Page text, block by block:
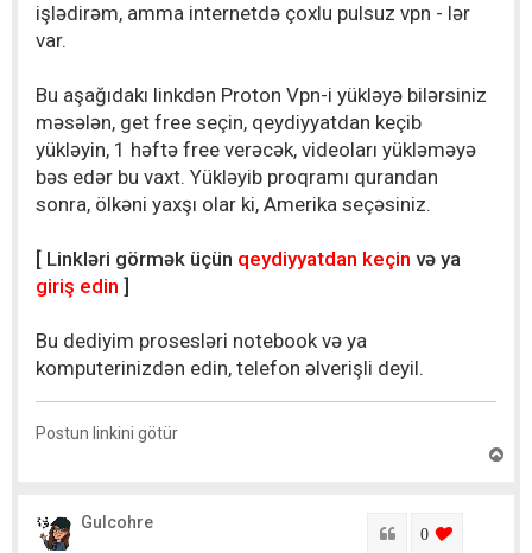
işlədirəm, amma internetdə çoxlu pulsuz vpn - lər
var.
Bu aşağıdakı linkdən Proton Vpn-i yükləyə bilərsiniz
məsələn, get free seçin, qeydiyyatdan keçib
yükləyin, 1 həftə free verəcək, videoları yükləməyə
bəs edər bu vaxt. Yükləyib proqramı qurandan
sonra, ölkəni yaxşı olar ki, Amerika seçəsiniz.
[ Linkləri görmək üçün qeydiyyatdan keçin və ya
giriş edin ]
Bu dediyim prosesləri notebook və ya
komputerinizdən edin, telefon əlverişli deyil.
Postun linkini götür
Gulcohre
Sitat
0